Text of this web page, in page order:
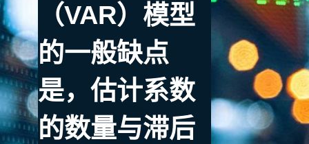
（VAR）模型
的一般缺点
是，估计系数
的数量与滞后